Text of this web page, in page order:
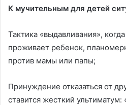
К мучительным для детей
Тактика «выдавливания»,
проживает ребенок,
против мамы или папы;
Принуждение отказаться от
ставится жесткий